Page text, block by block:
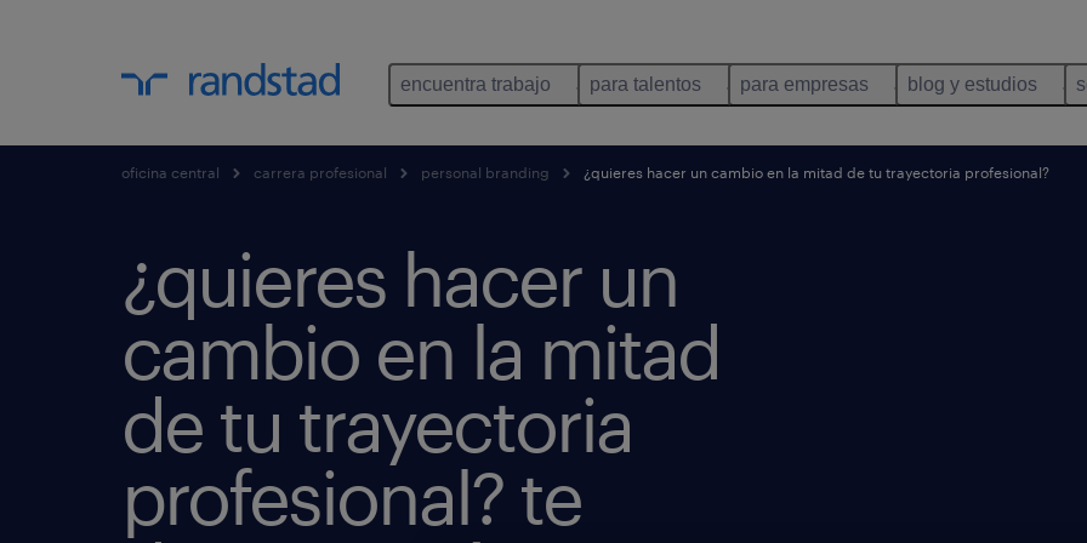
encuentra trabajo para talentos para empresas blog y estudios
oficina central carrera profesional personal branding ¿quieres hacer un cambio en la mitad de tu trayectoria profesional?
¿quieres hacer un
cambio en la mitad
de tu trayectoria
profesional? te